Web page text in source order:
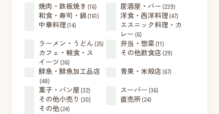
焼肉・鉄板焼き (16) 居酒屋・バー (239)
和食・寿司・鍋 (161) 洋食・西洋料理 (47)
中華料理 (14)
エスニック料理・カ
レー (6)
ラーメン・うどん (25) 弁当・惣菜(11)
カフェ・軽食・ス
イーツ (36)
その他飲食店(29)
鮮魚・鮮魚加工品店
(48)
青果・米殻店(67)
菓子・パン屋 (32) スーパー (36)
その他小売り (30) 直売所(24)
その他(24)